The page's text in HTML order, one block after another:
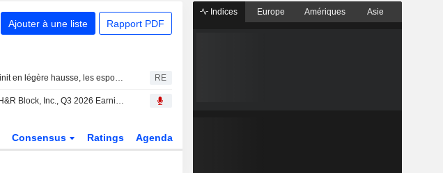
Ajouter à une liste Rapport PDF
Wall Street finit en légère hausse, les espoirs de paix au Moyen-Orient en ligne de mire RE
Transcript : H&R Block, Inc., Q3 2026 Earnings Call, May 06, 2026
Consensus Ratings Agenda
Indices Europe Amériques Asie